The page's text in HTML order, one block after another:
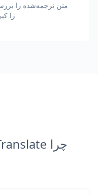
متن ترجمه‌شده را
را